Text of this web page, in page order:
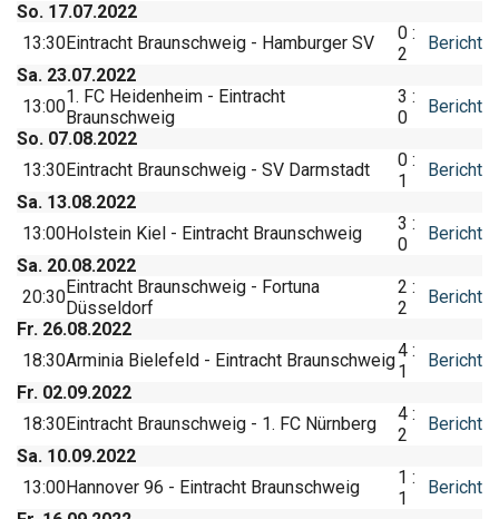
So. 17.07.2022
13:30Eintracht Braunschweig - Hamburger SV
0 :
2
Bericht
Sa. 23.07.2022
13:001. FC Heidenheim - Eintracht
Braunschweig
3 :
0
Bericht
So. 07.08.2022
13:30Eintracht Braunschweig - SV Darmstadt
0 :
1
Bericht
Sa. 13.08.2022
13:00Holstein Kiel - Eintracht Braunschweig
3 :
0
Bericht
Sa. 20.08.2022
20:30Eintracht Braunschweig - Fortuna
Düsseldorf
2 :
2
Bericht
Fr. 26.08.2022
18:30Arminia Bielefeld - Eintracht Braunschweig4 :
1
Bericht
Fr. 02.09.2022
18:30Eintracht Braunschweig - 1. FC Nürnberg
4 :
2
Bericht
Sa. 10.09.2022
13:00Hannover 96 - Eintracht Braunschweig
1 :
1
Bericht